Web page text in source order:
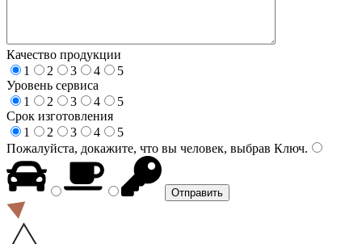
Качество продукции
1
2 3 4
5
Уровень сервиса
1
2 3 4
5
Срок изготовления
1
2 3 4
5
Пожалуйста, докажите, что вы человек, выбрав Ключ.